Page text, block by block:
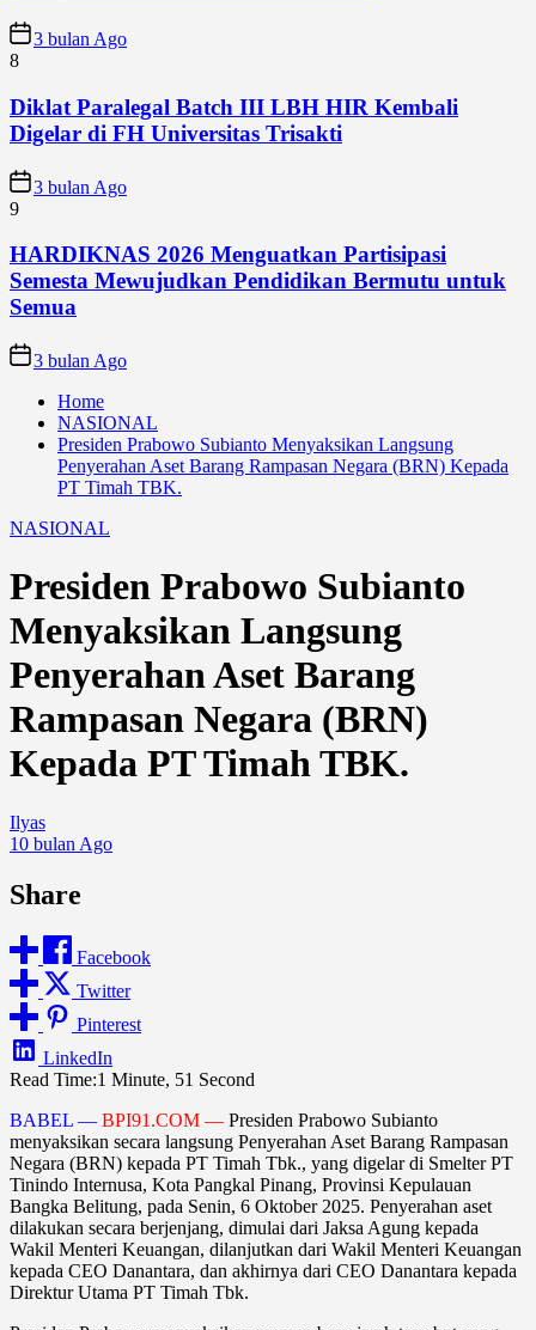
3 bulan Ago
8
Diklat Paralegal Batch III LBH HIR Kembali
Digelar di FH Universitas Trisakti
3 bulan Ago
9
HARDIKNAS 2026 Menguatkan Partisipasi
Semesta Mewujudkan Pendidikan Bermutu untuk
Semua
3 bulan Ago
Home
NASIONAL
Presiden Prabowo Subianto Menyaksikan Langsung
Penyerahan Aset Barang Rampasan Negara (BRN) Kepada
PT Timah TBK.
NASIONAL
Presiden Prabowo Subianto
Menyaksikan Langsung
Penyerahan Aset Barang
Rampasan Negara (BRN)
Kepada PT Timah TBK.
Ilyas
10 bulan Ago
Share
Facebook
Twitter
Pinterest
LinkedIn
Read Time:1 Minute, 51 Second
BABEL — BPI91.COM — Presiden Prabowo Subianto
menyaksikan secara langsung Penyerahan Aset Barang Rampasan
Negara (BRN) kepada PT Timah Tbk., yang digelar di Smelter PT
Tinindo Internusa, Kota Pangkal Pinang, Provinsi Kepulauan
Bangka Belitung, pada Senin, 6 Oktober 2025. Penyerahan aset
dilakukan secara berjenjang, dimulai dari Jaksa Agung kepada
Wakil Menteri Keuangan, dilanjutkan dari Wakil Menteri Keuangan
kepada CEO Danantara, dan akhirnya dari CEO Danantara kepada
Direktur Utama PT Timah Tbk.